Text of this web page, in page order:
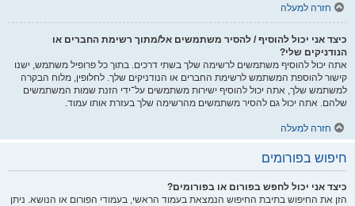
חזרה למעלה
כיצד אני יכול להוסיף / להסיר משתמשים אל/מתוך רשימת החברים או
הנודניקים שלי?
אתה יכול להוסיף משתמשים לרשימה שלך בשתי דרכים. בתוך כל פרופיל משתמש, ישנו
קישור להוספת המשתמש לרשימת החברים או הנודניקים שלך. לחלופין, מלוח הבקרה
למשתמש שלך, אתה יכול להוסיף ישירות משתמשים על־ידי הזנת שמות המשתמשים
שלהם. אתה יכול גם להסיר משתמשים מהרשימה שלך בעזרת אותו עמוד.
חזרה למעלה
חיפוש בפורומים
כיצד אני יכול לחפש בפורום או בפורומים?
הזן את החיפוש בתיבת החיפוש הנמצאת בעמוד הראשי, בעמודי הפורום או הנושא. ניתן